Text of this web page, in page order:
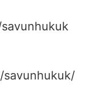
savunhukuk/